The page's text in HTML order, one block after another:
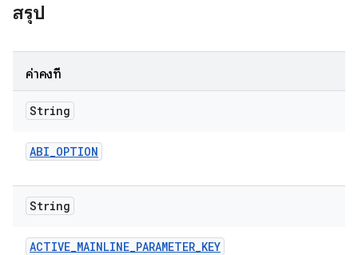
สรุป
ค่าคงที่
String
ABI_OPTION
String
ACTIVE_MAINLINE_PARAMETER_KEY